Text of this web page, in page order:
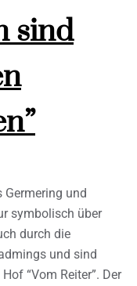
sind
Germering und
symbolisch über
durch die
und sind
“Vom Reiter”. Der